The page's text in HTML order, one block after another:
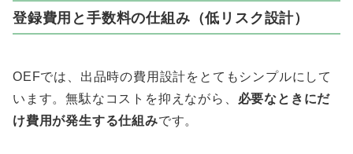
登録費用と手数料の仕組み（低リスク設計）
OEFでは、出品時の費用設計をとてもシンプルにして
います。無駄なコストを抑えながら、 必要なときにだ
け費用が発生する仕組みです。